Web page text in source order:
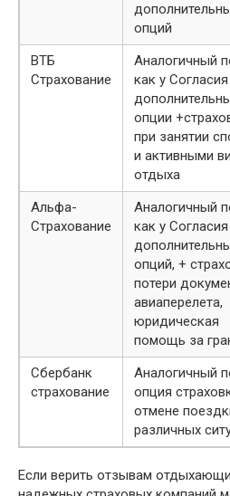
опций
ВТБ
Страхование
Аналогичный
как у
опции
при занятии
и активными
отдыха
Альфа-
Страхование
Аналогичный
как у Согласия
опций, +
потери
авиаперелета,
юридическая
помощь за
Сбербанк
страхование
Аналогичный
опция
отмене
различных
Если верить отзывам